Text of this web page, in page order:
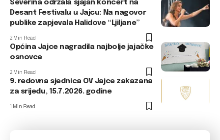
Severina održala sjajan koncert na
Desant Festivalu u Jajcu: Na nagovor
publike zapjevala Halidove “Ljiljane”
2 Min Read
Općina Jajce nagradila najbolje jajačke
osnovce
2 Min Read
9. redovna sjednica OV Jajce zakazana
za srijedu, 15.7.2026. godine
1 Min Read